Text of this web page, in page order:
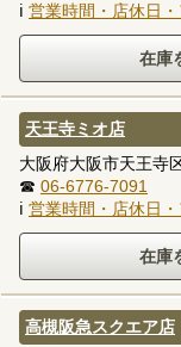
ℹ 営業時間・店休日
天王寺ミオ店
大阪府大阪市天王寺
☎ 06-6776-7091
ℹ 営業時間・店休日
高槻阪急スクエア店